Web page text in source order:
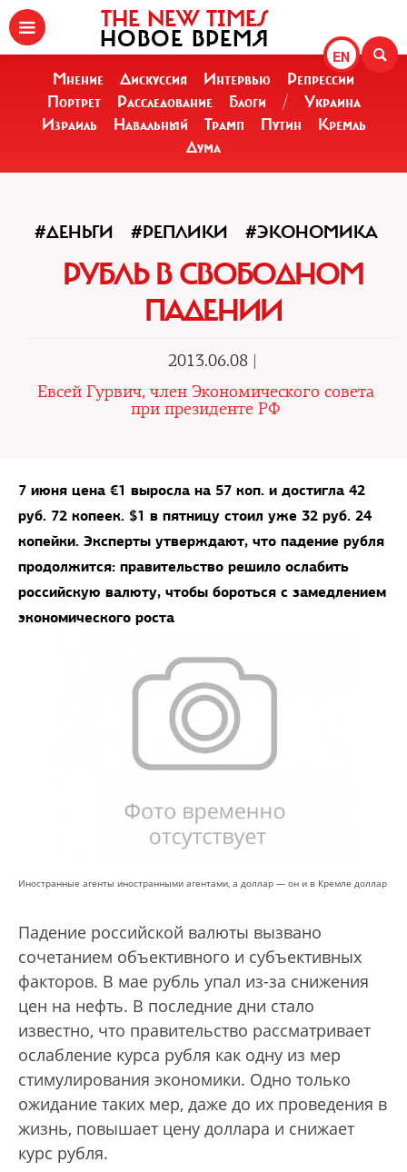
EN
THE NEW TIMES
НОВОЕ ВРЕМЯ
Мнение Дискуссия Интервью
Репрессии
Портрет
Расследование Блоги /
Украина
Израиль
Навальный Трамп Путин
Кремль
Дума
#ДЕНЬГИ #РЕПЛИКИ #ЭКОНОМИКА
РУБЛЬ В СВОБОДНОМ
ПАДЕНИИ
2013.06.08 |
Евсей Гурвич, член Экономического совета
при президенте РФ
7 июня цена €1 выросла на 57 коп. и достигла 42
руб. 72 копеек. $1 в пятницу стоил уже 32 руб. 24
копейки. Эксперты утверждают, что падение рубля
продолжится: правительство решило ослабить
российскую валюту, чтобы бороться с замедлением
экономического роста
Иностранные агенты иностранными агентами, а доллар — он и в Кремле доллар
Падение российской валюты вызвано
сочетанием объективного и субъективных
факторов. В мае рубль упал из-за снижения
цен на нефть. В последние дни стало
известно, что правительство рассматривает
ослабление курса рубля как одну из мер
стимулирования экономики. Одно только
ожидание таких мер, даже до их проведения в
жизнь, повышает цену доллара и снижает
курс рубля.